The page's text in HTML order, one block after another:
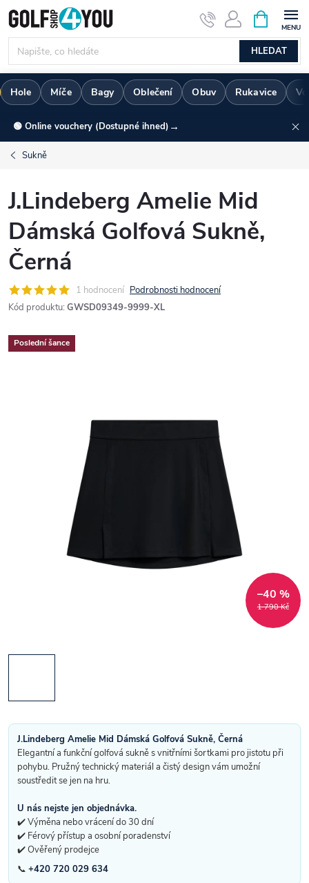
Přejít
na
obsah
HLEDAT
NÁKUPNÍ
KOŠÍK
Hole Míče Bagy Oblečení Obuv Rukavice
🟢 Online vouchery (Dostupné ihned) →
Sukně
J.Lindeberg Amelie Mid
Dámská Golfová Sukně,
Černá
1 hodnocení Podrobnosti hodnocení
Kód produktu: GWSD09349-9999-XL
Poslední šance
1 790 Kč
–40 %
J.Lindeberg Amelie Mid Dámská Golfová Sukně, Černá
Elegantní a funkční golfová sukně s vnitřními šortkami pro jistotu při
pohybu. Pružný technický materiál a čistý design vám umožní
soustředit se jen na hru.
U nás nejste jen objednávka.
✔️ Výměna nebo vrácení do 30 dní
✔️ Férový přístup a osobní poradenství
✔️ Ověřený prodejce
📞 +420 720 029 634